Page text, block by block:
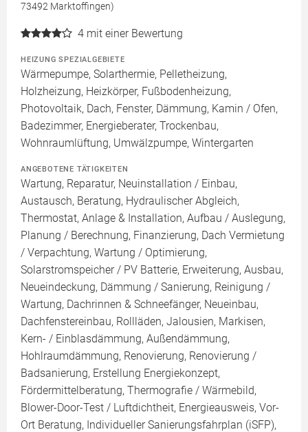
73492 Marktoffingen)
4 mit einer Bewertung
HEIZUNG SPEZIALGEBIETE
Wärmepumpe, Solarthermie, Pelletheizung,
Holzheizung, Heizkörper, Fußbodenheizung,
Photovoltaik, Dach, Fenster, Dämmung, Kamin / Ofen,
Badezimmer, Energieberater, Trockenbau,
Wohnraumlüftung, Umwälzpumpe, Wintergarten
ANGEBOTENE TÄTIGKEITEN
Wartung, Reparatur, Neuinstallation / Einbau,
Austausch, Beratung, Hydraulischer Abgleich,
Thermostat, Anlage & Installation, Aufbau / Auslegung,
Planung / Berechnung, Finanzierung, Dach Vermietung
/ Verpachtung, Wartung / Optimierung,
Solarstromspeicher / PV Batterie, Erweiterung, Ausbau,
Neueindeckung, Dämmung / Sanierung, Reinigung /
Wartung, Dachrinnen & Schneefänger, Neueinbau,
Dachfenstereinbau, Rollläden, Jalousien, Markisen,
Kern- / Einblasdämmung, Außendämmung,
Hohlraumdämmung, Renovierung, Renovierung /
Badsanierung, Erstellung Energiekonzept,
Fördermittelberatung, Thermografie / Wärmebild,
Blower-Door-Test / Luftdichtheit, Energieausweis, Vor-
Ort Beratung, Individueller Sanierungsfahrplan (iSFP),